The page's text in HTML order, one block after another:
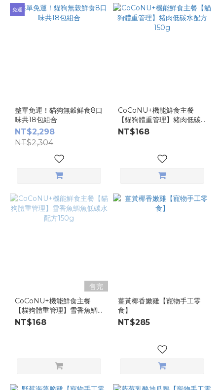
免運
整單免運！貓狗無穀鮮食8口
味共18包組合
NT$2,298
NT$2,304
CoCoNU+機能鮮食主餐
【貓狗體重管理】豬肉低碳
水配方150g
NT$168
售完
CoCoNU+機能鮮食主餐
【貓狗體重管理】雪香魚鯛
魚低碳水配方150g
NT$168
薑黃椰香嫩雞【寵物手工零
食】
NT$285